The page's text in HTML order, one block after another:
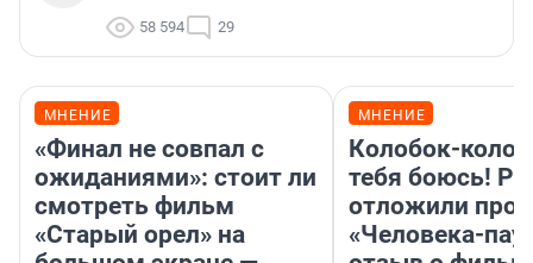
58 594 29
МНЕНИЕ
«Финал не совпал с
ожиданиями»: стоит ли
смотреть фильм
«Старый орел» на
МНЕНИЕ
Колобок-
тебя боюсь!
отложили
«Человека-